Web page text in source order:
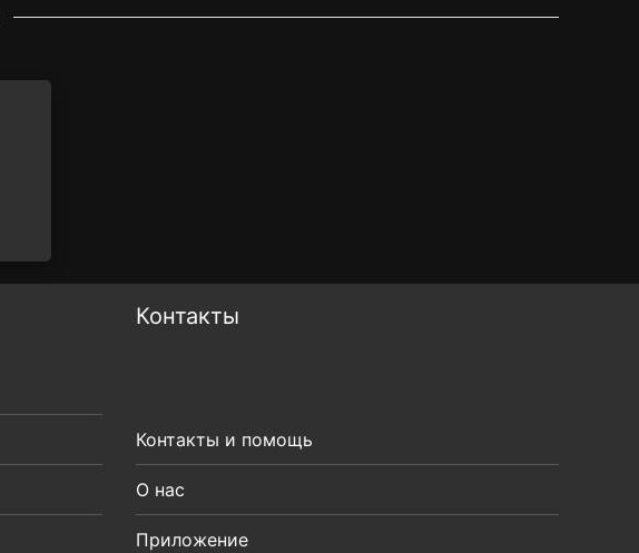
Контакты
Контакты и помощь
О нас
Приложение